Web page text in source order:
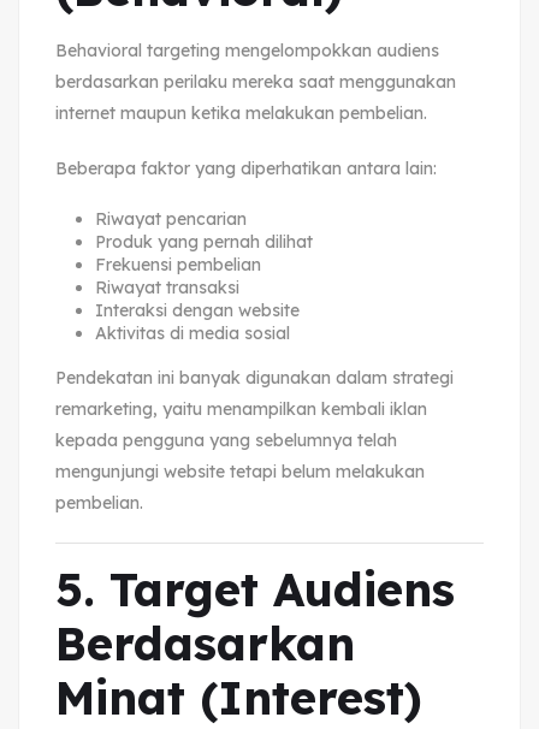
Behavioral targeting mengelompokkan audiens
berdasarkan perilaku mereka saat menggunakan
internet maupun ketika melakukan pembelian.
Beberapa faktor yang diperhatikan antara lain:
Riwayat pencarian
Produk yang pernah dilihat
Frekuensi pembelian
Riwayat transaksi
Interaksi dengan website
Aktivitas di media sosial
Pendekatan ini banyak digunakan dalam strategi
remarketing, yaitu menampilkan kembali iklan
kepada pengguna yang sebelumnya telah
mengunjungi website tetapi belum melakukan
pembelian.
5. Target Audiens
Berdasarkan
Minat (Interest)